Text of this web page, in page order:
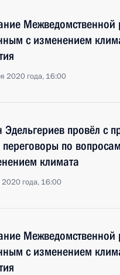
Межведомственной
с изменением
2020 года, 16:00
Эдельгериев провёл с
по
климата
года, 16:00
Межведомственной
с изменением